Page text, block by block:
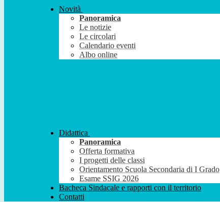
Novità
Panoramica
Le notizie
Le circolari
Calendario eventi
Albo online
Didattica
Panoramica
Offerta formativa
I progetti delle classi
Orientamento Scuola Secondaria di I Grado
Esame SSIG 2026
Bacheca Sindacale e rapporti con il territorio
Contatti